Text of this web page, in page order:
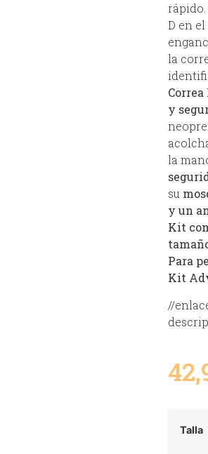
D en
la
y
la
su
y un
Kit
Para
Kit
//
Talla